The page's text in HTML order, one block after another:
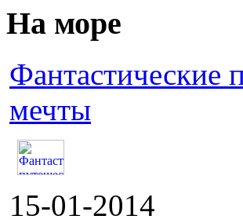
На море
Фантастические
мечты
15-01-2014